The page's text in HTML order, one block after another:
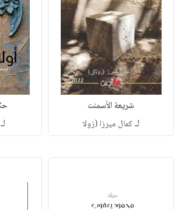
شريعة الأسمنت
لـكمال ميرزا (زولا